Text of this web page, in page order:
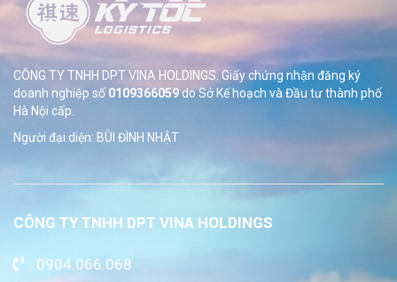
CÔNG TY TNHH DPT VINA HOLDINGS. Giấy chứng nhận đăng ký
doanh nghiệp số 0109366059do SởKế hoạch và Đầu tư thành phố
Hà Nội cấp.
Người đại diện: BÙI ĐÌNH NHẬT
CÔNG TY TNHH DPT VINA HOLDINGS
0904.066.068